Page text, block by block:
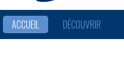
ACCUEIL DÉCOUVRIR